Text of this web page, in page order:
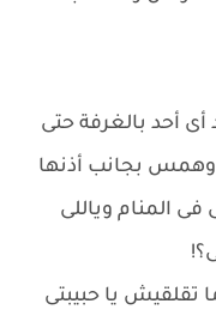
أحد بالغرفة حتى
وهمس بجانب أذنها
المنام وياللى
يا حبيبتى